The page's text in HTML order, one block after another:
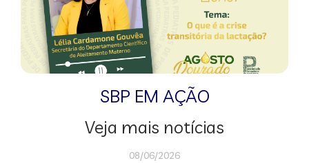
SBP EM AÇÃO
Veja mais notícias
08/06/2026